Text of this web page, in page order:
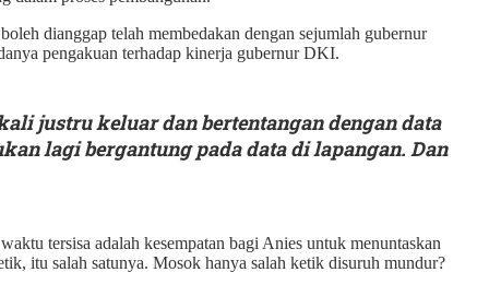
dianggap telah membedakan dengan sejumlah gubernur
pengakuan terhadap kinerja gubernur DKI.
justru keluar dan bertentangan dengan data
lagi bergantung pada data di lapangan. Dan
tersisa adalah kesempatan bagi Anies untuk menuntaskan
itu salah satunya. Mosok hanya salah ketik disuruh mundur?